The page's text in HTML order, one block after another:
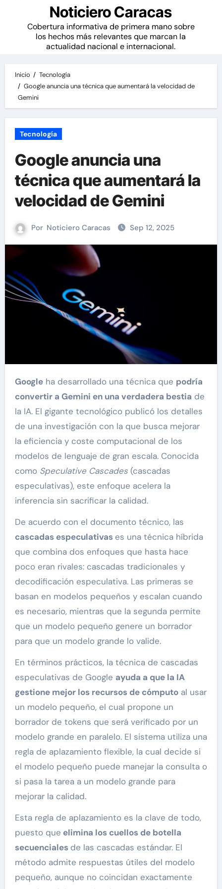
Noticiero Caracas
Cobertura informativa de primera mano sobre
los hechos más relevantes que marcan la
actualidad nacional e internacional.
Inicio
Tecnología
Google anuncia una técnica que aumentará la velocidad de
Gemini
Tecnología
Google anuncia una
técnica que aumentará la
velocidad de Gemini
Por Noticiero Caracas Sep 12, 2025
Googleha desarrollado una técnica que podría
convertir a Gemini en una verdadera bestia de
la IA. El gigante tecnológico publicó los detalles
de una investigación con la que busca mejorar
la eficiencia y coste computacional de los
modelos de lenguaje de gran escala. Conocida
como Speculative Cascades(cascadas
especulativas), este enfoque acelera la
inferencia sin sacrificar la calidad.
De acuerdo con el documento técnico, las
cascadas especulativas es una técnica híbrida
que combina dos enfoques que hasta hace
poco eran rivales: cascadas tradicionales y
decodificación especulativa. Las primeras se
basan en modelos pequeños y escalan cuando
es necesario, mientras que la segunda permite
que un modelo pequeño genere un borrador
para que un modelo grande lo valide.
En términos prácticos, la técnica de cascadas
especulativas de Google ayuda a que la IA
gestione mejor los recursos de cómputoal usar
un modelo pequeño, el cual propone un
borrador de tokens que será verificado por un
modelo grande en paralelo. El sistema utiliza una
regla de aplazamiento flexible, la cual decide si
el modelo pequeño puede manejar la consulta o
si pasa la tarea a un modelo grande para
mejorar la calidad.
Esta regla de aplazamiento es la clave de todo,
puesto que elimina los cuellos de botella
secuenciales de las cascadas estándar. El
método admite respuestas útiles del modelo
pequeño, aunque no coincidan exactamente